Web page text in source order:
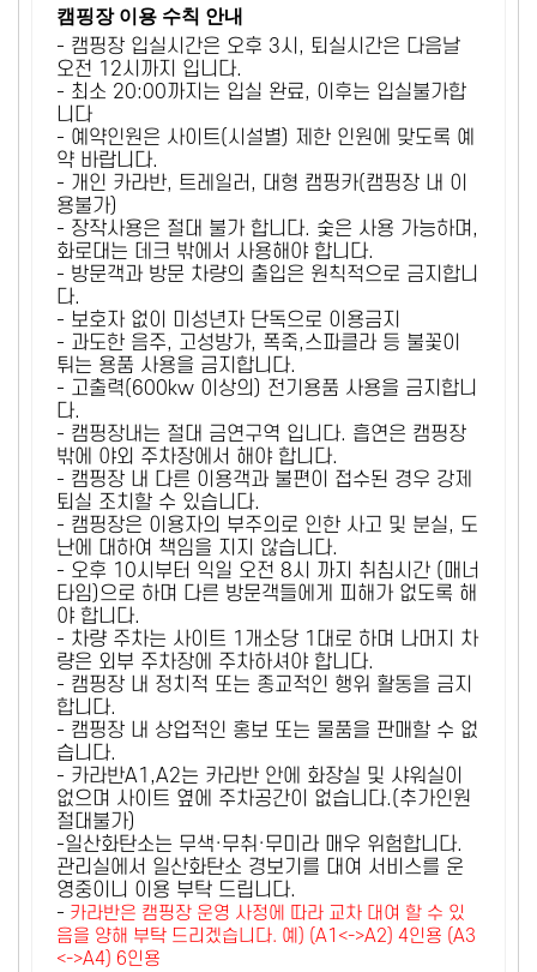
캠핑장 이용 수칙 안내
- 캠핑장 입실시간은 오후 3시, 퇴실시간은 다음날
오전 12시까지 입니다.
- 최소 20:00까지는 입실 완료, 이후는 입실불가합
니다
- 예약인원은 사이트(시설별) 제한 인원에 맞도록 예
약 바랍니다.
- 개인 카라반, 트레일러, 대형 캠핑카(캠핑장 내 이
용불가)
- 장작사용은 절대 불가 합니다. 숯은 사용 가능하며,
화로대는 데크 밖에서 사용해야 합니다.
- 방문객과 방문 차량의 출입은 원칙적으로 금지합니
다.
- 보호자 없이 미성년자 단독으로 이용금지
- 과도한 음주, 고성방가, 폭죽,스파클라 등 불꽃이
튀는 용품 사용을 금지합니다.
- 고출력(600kw 이상의) 전기용품 사용을 금지합니
다.
- 캠핑장내는 절대 금연구역 입니다. 흡연은 캠핑장
밖에 야외 주차장에서 해야 합니다.
- 캠핑장 내 다른 이용객과 불편이 접수된 경우 강제
퇴실 조치할 수 있습니다.
- 캠핑장은 이용자의 부주의로 인한 사고 및 분실, 도
난에 대하여 책임을 지지 않습니다.
- 오후 10시부터 익일 오전 8시 까지 취침시간 (매너
타임)으로 하며 다른 방문객들에게 피해가 없도록 해
야 합니다.
- 차량 주차는 사이트 1개소당 1대로 하며 나머지 차
량은 외부 주차장에 주차하셔야 합니다.
- 캠핑장 내 정치적 또는 종교적인 행위 활동을 금지
합니다.
- 캠핑장 내 상업적인 홍보 또는 물품을 판매할 수 없
습니다.
- 카라반A1,A2는 카라반 안에 화장실 및 샤워실이
없으며 사이트 옆에 주차공간이 없습니다.(추가인원
절대불가)
-일산화탄소는 무색·무취·무미라 매우 위험합니다.
관리실에서 일산화탄소 경보기를 대여 서비스를 운
영중이니 이용 부탁 드립니다.
- 카라반은 캠핑장 운영 사정에 따라 교차 대여 할 수 있
음을 양해 부탁 드리겠습니다. 예) (A1<->A2) 4인용 (A3
<->A4) 6인용